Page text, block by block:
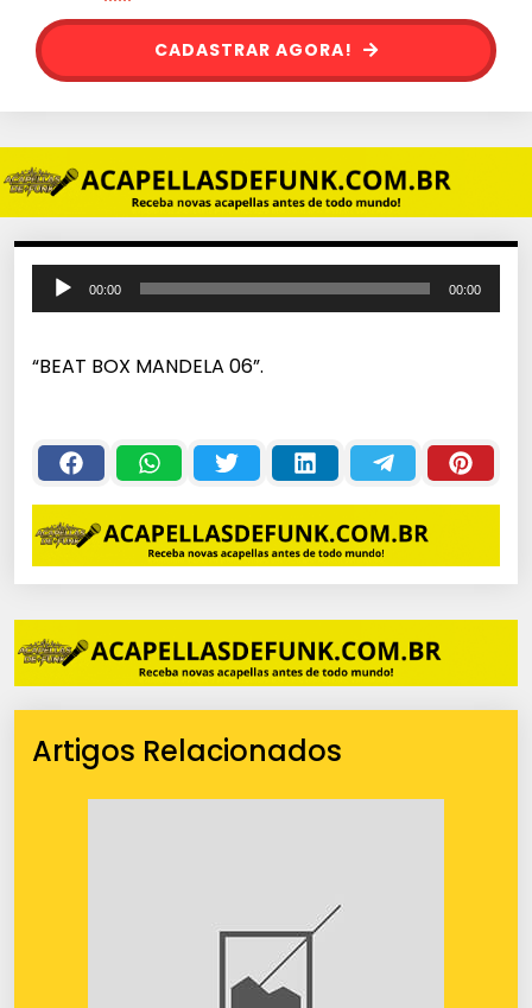
CADASTRAR AGORA!
o
a
o
r
d
e
á
i
00:00 00:00
“BEAT BOX MANDELA 06”.
Artigos Relacionados